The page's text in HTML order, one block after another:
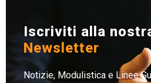
Iscriviti alla
Newsletter
Notizie, Modulistica e Linee